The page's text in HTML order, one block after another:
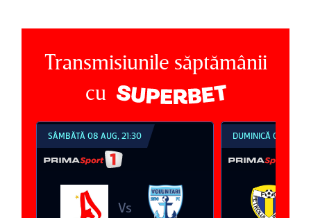
Transmisiunile săptămânii
cu
SÂMBĂTĂ 08 AUG, 21:30
Vs
DUMINICĂ 09 AUG,